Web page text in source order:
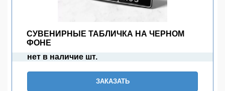
СУВЕНИРНЫЕ ТАБЛИЧКА НА ЧЕРНОМ
ФОНЕ
нет в наличие шт.
ЗАКАЗАТЬ